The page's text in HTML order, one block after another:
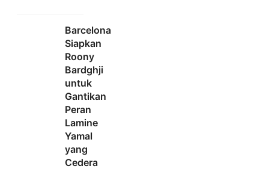
Barcelona
Siapkan
Roony
Bardghji
untuk
Gantikan
Peran
Lamine
Yamal
yang
Cedera